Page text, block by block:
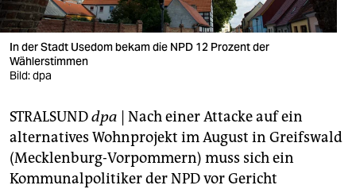
verlag
verlag
veranstaltungen
fragen & hilfe
unterstützen
In der Stadt Usedom bekam die NPD 12 Prozent der
Wählerstimmen
Bild: dpa
STRALSUNDdpa | Nach einer Attacke auf ein
alternatives Wohnprojekt im August in Greifswald
(Mecklenburg-Vorpommern) muss sich ein
Kommunalpolitiker der NPD vor Gericht